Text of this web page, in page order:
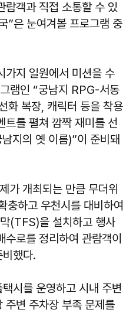
람객과 직접 소통할 수 있
”은 눈여겨볼 프로그램 중
가지 일원에서 미션을 수
램인 “궁남지 RPG-서동
화 복장, 캐릭터 등을 착용
트를 펼쳐 깜짝 재미를 선
지의 옛 이름)”이 준비돼
가 개최되는 만큼 무더위
충하고 우천시를 대비하여
(TFS)을 설치하고 행사
로를 정리하여 관람객이
했다.
시를 운영하고 시내 주변
주변 주차장 부족 문제를